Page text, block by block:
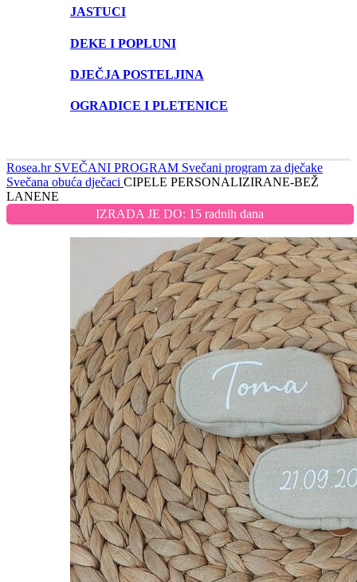
JASTUCI
DEKE I POPLUNI
DJEČJA POSTELJINA
OGRADICE I PLETENICE
Rosea.hr SVEČANI PROGRAM Svečani program za dječake
Svečana obuća dječaci CIPELE PERSONALIZIRANE-BEŽ
LANENE
IZRADA JE DO: 15 radnih dana